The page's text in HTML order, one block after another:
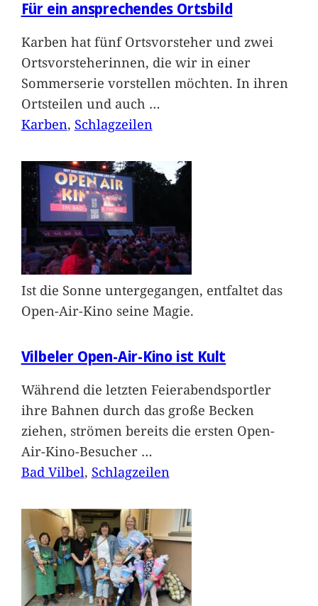
Für ein ansprechendes Ortsbild
Karben hat fünf Ortsvorsteher und zwei
Ortsvorsteherinnen, die wir in einer
Sommerserie vorstellen möchten. In ihren
Ortsteilen und auch …
Karben, Schlagzeilen
Ist die Sonne untergegangen, entfaltet das
Open-Air-Kino seine Magie.
Vilbeler Open-Air-Kino ist Kult
Während die letzten Feierabendsportler
ihre Bahnen durch das große Becken
ziehen, strömen bereits die ersten Open-
Air-Kino-Besucher …
Bad Vilbel, Schlagzeilen